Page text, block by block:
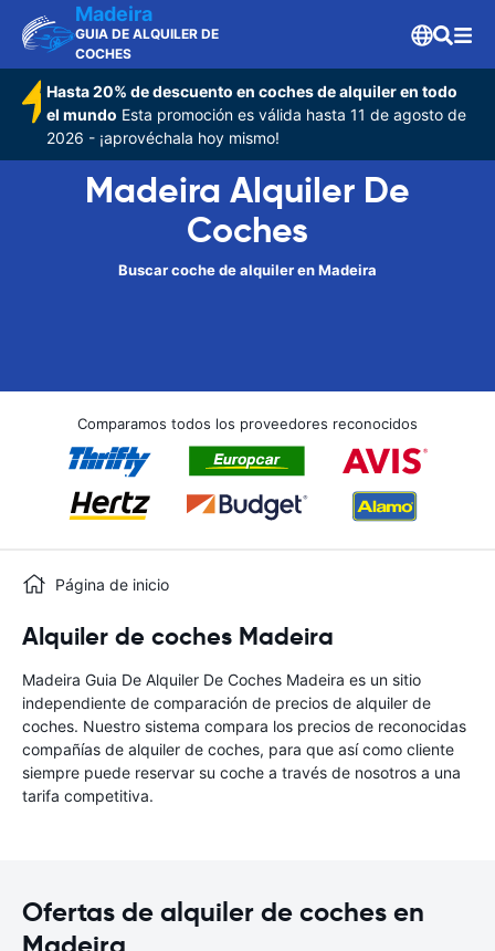
Madeira
GUIA DE ALQUILER DE
COCHES
Hasta 20% de descuento en coches de alquiler en todo
el mundo Esta promoción es válida hasta 11 de agosto de
2026 - ¡aprovéchala hoy mismo!
Madeira Alquiler De
Coches
Buscar coche de alquiler en Madeira
Comparamos todos los proveedores reconocidos
Página de inicio
Alquiler de coches Madeira
Madeira Guia De Alquiler De Coches Madeira es un sitio
independiente de comparación de precios de alquiler de
coches. Nuestro sistema compara los precios de reconocidas
compañías de alquiler de coches, para que así como cliente
siempre puede reservar su coche a través de nosotros a una
tarifa competitiva.
Ofertas de alquiler de coches en